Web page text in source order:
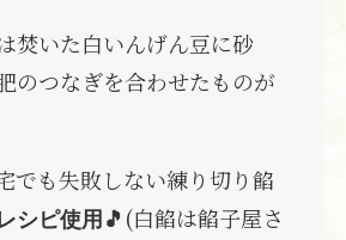
焚いた白いんげん豆に砂
のつなぎを合わせたものが
でも失敗しない練り切り餡
シピ使用🎵 (白餡は餡子屋さ